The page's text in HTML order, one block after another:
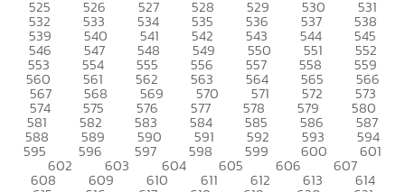
525 526 527 528 529 530 531
532 533 534 535 536 537 538
539 540 541 542 543 544 545
546 547 548 549 550 551 552
553 554 555 556 557 558 559
560 561 562 563 564 565 566
567 568 569 570 571 572 573
574 575 576 577 578 579 580
581 582 583 584 585 586 587
588 589 590 591 592 593 594
595 596 597 598 599 600 601
602 603 604 605 606 607
608 609 610 611 612 613 614